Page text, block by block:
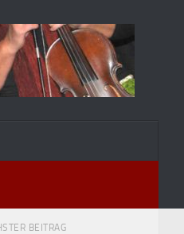
BEITRAG